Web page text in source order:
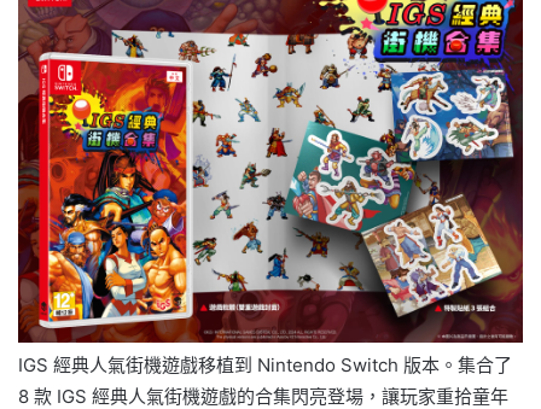
IGS 經典人氣街機遊戲移植到 Nintendo Switch 版本。集合了
8 款 IGS 經典人氣街機遊戲的合集閃亮登場，讓玩家重拾童年